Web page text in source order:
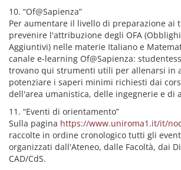
10. “Of@Sapienza”
Per aumentare il livello di preparazione ai
prevenire l'attribuzione degli OFA
Aggiuntivi) nelle materie Italiano e
canale e-learning Of@Sapienza:
trovano qui strumenti utili per allenarsi in
potenziare i saperi minimi richiesti dai
dell'area umanistica, delle ingegnerie e di
11. “Eventi di orientamento”
Sulla pagina https://www.uniroma1.it/it/
raccolte in ordine cronologico tutti gli
organizzati dall'Ateneo, dalle Facoltà, dai
CAD/CdS.